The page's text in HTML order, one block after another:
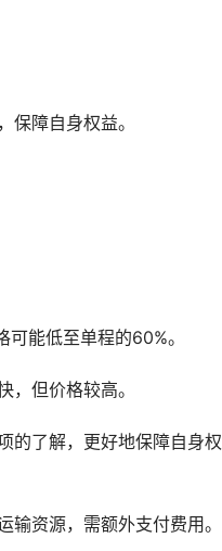
障自身权益。
能低至单程的60%。
但价格较高。
的了解，更好地保障自身权
资源，需额外支付费用。